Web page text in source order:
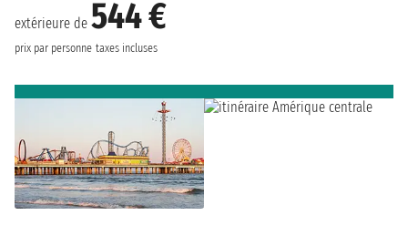
extérieure de 544 €
prix par personne taxes incluses